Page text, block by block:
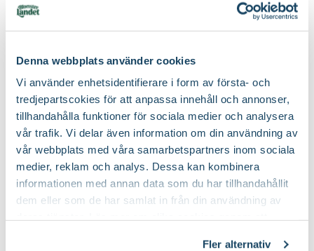
Denna webbplats använder cookies
Vi använder enhetsidentifierare i form av första- och
tredjepartscokies för att anpassa innehåll och annonser,
tillhandahålla funktioner för sociala medier och analysera
vår trafik. Vi delar även information om din användning av
vår webbplats med våra samarbetspartners inom sociala
medier, reklam och analys. Dessa kan kombinera
informationen med annan data som du har tillhandahållit
dem eller som de har samlat in från din användning av
Fler alternativ
Bredd
Förpackningsantal 1 st i förpackningen
Varumärke Greenline
Art nr 343922
Bästa tipsen för att samla regnvatten
Regnvatten är en naturlig, fantastisk resurs. Det håller hög
kvalitet och är en stor tillgång för kretsloppet i din odling. Läs
om olika sätt att samla in denna klimatsmarta gratisgåva.